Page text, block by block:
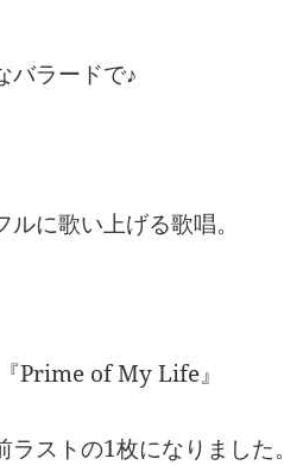
バラードで♪
に歌い上げる歌唱。
Prime of My Life』
ストの1枚になりました。